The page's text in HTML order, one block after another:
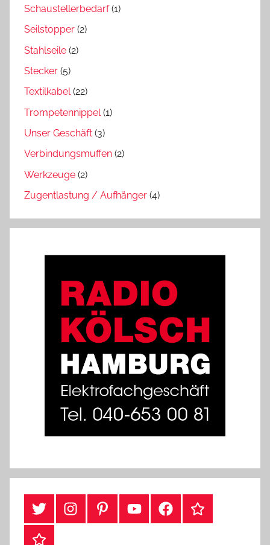
Schaustellerbedarf(1)
Seilstopper (2)
Stahlseile (2)
Stecker (5)
Textilkabel(22)
Trompetennippel (1)
Unser Geschäft (3)
Verbindungsmuffen (2)
Werkzeuge (2)
Zugentlastung / Aufhänger (4)
#TwitterInstagramPinterestYouTubeFacebookTikTok
Webshop